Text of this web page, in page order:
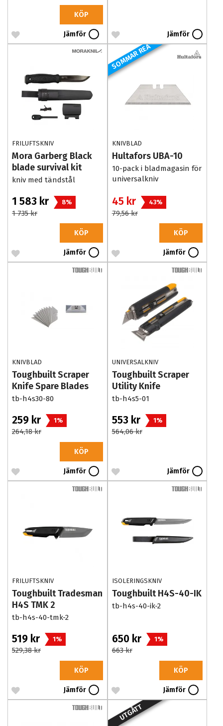
KÖP
Jämför Jämför
FRILUFTSKNIV
Mora Garberg Black
blade survival kit
kniv med tändstål
1 583 kr 8%
1 735 kr
KÖP
Jämför
SOMMAR REA
KNIVBLAD
Hultafors UBA-10
10-pack i bladmagasin för
universalkniv
45 kr 43%
79,56 kr
KÖP
Jämför
KNIVBLAD
Toughbuilt Scraper
Knife Spare Blades
30-pack
tb-h4s30-80
259 kr 1%
264,18 kr
KÖP
Jämför
UNIVERSALKNIV
Toughbuilt Scraper
Utility Knife
tb-h4s5-01
553 kr 1%
564,06 kr
Jämför
FRILUFTSKNIV
Toughbuilt Tradesman
H4S TMK 2
tb-h4s-40-tmk-2
519 kr 1%
529,38 kr
KÖP
Jämför
ISOLERINGSKNIV
Toughbuilt H4S-40-IK
tb-h4s-40-ik-2
650 kr 1%
663 kr
KÖP
Jämför
UTGÅTT